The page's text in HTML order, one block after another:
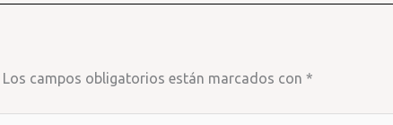
Los campos obligatorios están marcados con *